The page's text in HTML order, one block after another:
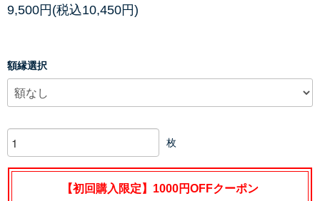
9,500円(税込10,450円)
額縁選択
枚
【初回購入限定】1000円OFFクーポン